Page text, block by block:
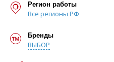
Регион работы
Все регионы РФ
Бренды
ВЫБОР